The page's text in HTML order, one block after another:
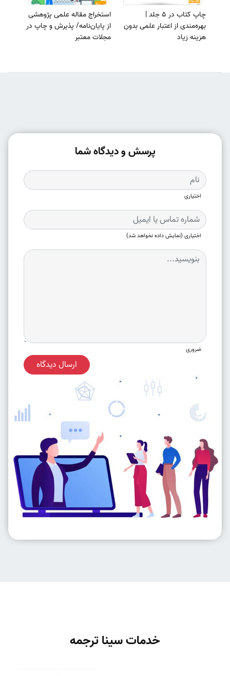
چاپ کتاب در 5 جلد |
بهره‌مندی از اعتبار علمی بدون
هزینه زیاد
استخراج مقاله علمی پژوهشی
از پایان‌نامه/ پذیرش و چاپ در
مجلات معتبر
پرسش و دیدگاه شما
اختیاری
اختیاری (نمایش داده نخواهد شد)
ضروری
ارسال دیدگاه
خدمات سینا ترجمه